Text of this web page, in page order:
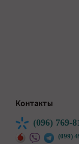
Контакты
(096) 769-
(099)